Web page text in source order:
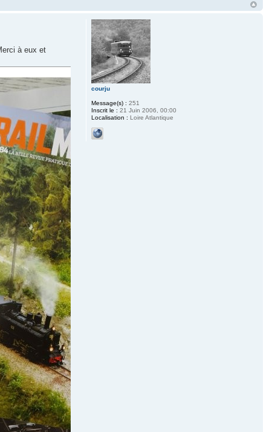
à eux et
courju
Message(s) : 251
Inscrit le : 21 Juin 2006, 00:00
Localisation : Loire Atlantique